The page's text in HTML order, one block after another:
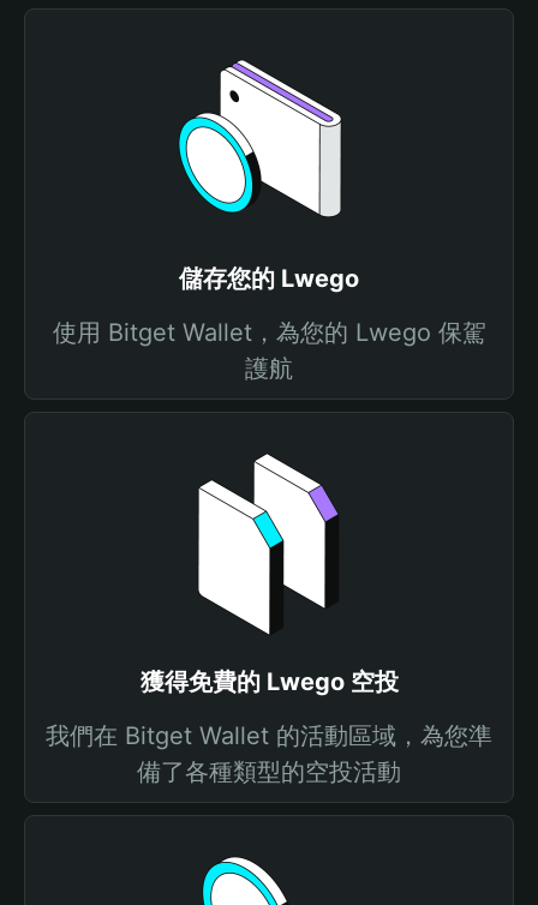
儲存您的 Lwego
使用 Bitget Wallet，為您的 Lwego 保駕
護航
獲得免費的 Lwego 空投
我們在 Bitget Wallet 的活動區域，為您準
備了各種類型的空投活動